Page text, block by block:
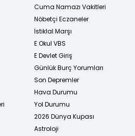
Cuma Namazı Vakitleri
Nöbetçi Eczaneler
İstiklal Marşı
E Okul VBS
E Devlet Giriş
Günlük Burç Yorumları
Son Depremler
Hava Durumu
Yol Durumu
2026 Dünya Kupası
Astroloji